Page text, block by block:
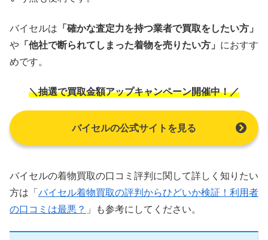
バイセルは 「確かな査定力を持つ業者で買取をしたい方」
や 「他社で断られてしまった着物を売りたい方」 におすす
めです。
＼抽選で買取金額アップキャンペーン開催中！／
バイセルの公式サイトを見る
バイセルの着物買取の口コミ評判に関して詳しく知りたい
方は「バイセル着物買取の評判からひどいか検証！利用者
の口コミは最悪？ 」も参考にしてください。